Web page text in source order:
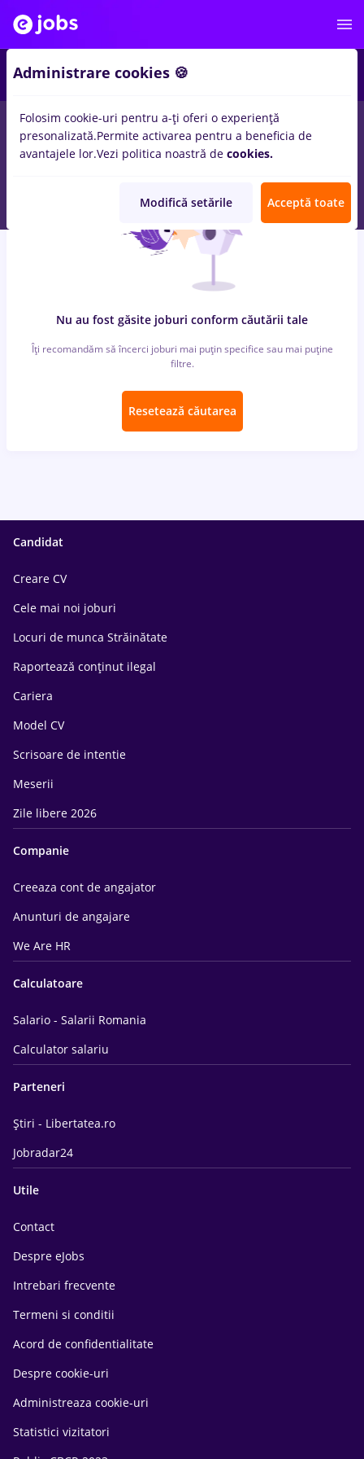
locuri de muncaatos, Part timein Iasi (Iasi)pentru
Level (< 2 ani)inConstructii / Instalatii, Medicina / Sanatate
Nu au fost găsite joburi conform căutării tale
Îți recomandăm să încerci joburi mai puțin specifice sau mai puține
filtre.
Resetează căutarea
Candidat
Creare CV
Cele mai noi joburi
Locuri de munca Străinătate
Raportează conținut ilegal
Cariera
Model CV
Scrisoare de intentie
Meserii
Zile libere 2026
Companie
Creeaza cont de angajator
Anunturi de angajare
We Are HR
Calculatoare
Salario - Salarii Romania
Calculator salariu
Parteneri
Știri - Libertatea.ro
Jobradar24
Utile
Contact
Despre eJobs
Intrebari frecvente
Termeni si conditii
Acord de confidentialitate
Despre cookie-uri
Administreaza cookie-uri
Statistici vizitatori
Administrare cookies 🍪
Folosim cookie-uri pentru a-ți oferi o experiență
presonalizată.Permite activarea pentru a beneficia de
avantajele lor.Vezi politica noastră de cookies.
Modifică setările Acceptă toate